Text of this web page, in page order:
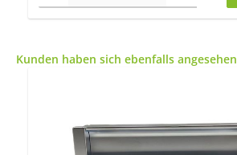
Produktgalerie überspringen
Kunden haben sich ebenfalls angesehen